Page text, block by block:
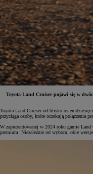
Yaris Cross
HYBRID
Toyota Land Cruiser pojawi się w
Toyota Land Cruiser od blisko
przyciąga osoby, które oczekują połączenia
W zaprezentowanej w 2024 roku gamie
premium. Niezależnie od wyboru, obie